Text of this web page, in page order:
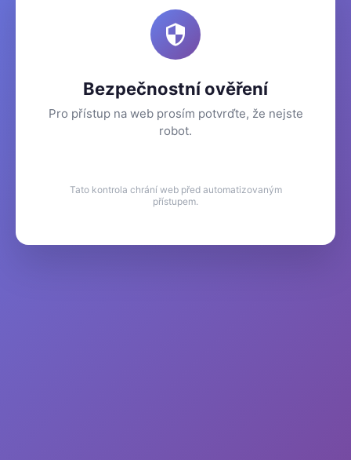
Bezpečnostní ověření
Pro přístup na web prosím potvrďte, že nejste
robot.
Tato kontrola chrání web před automatizovaným
přístupem.